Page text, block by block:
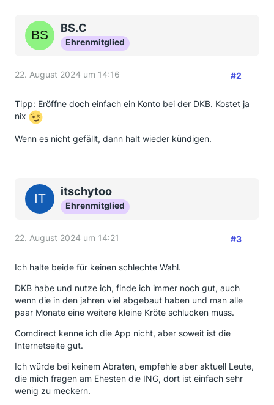
BS.C
Ehrenmitglied
22. August 2024 um 14:16 #2
Tipp: Eröffne doch einfach ein Konto bei der DKB. Kostet ja
nix
Wenn es nicht gefällt, dann halt wieder kündigen.
itschytoo
Ehrenmitglied
22. August 2024 um 14:21 #3
Ich halte beide für keinen schlechte Wahl.
DKB habe und nutze ich, finde ich immer noch gut, auch
wenn die in den jahren viel abgebaut haben und man alle
paar Monate eine weitere kleine Kröte schlucken muss.
Comdirect kenne ich die App nicht, aber soweit ist die
Internetseite gut.
Ich würde bei keinem Abraten, empfehle aber aktuell Leute,
die mich fragen am Ehesten die ING, dort ist einfach sehr
wenig zu meckern.